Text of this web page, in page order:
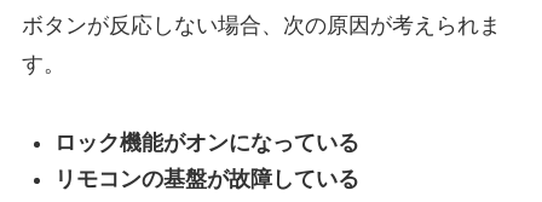
ボタンが反応しない場合、次の原因が考えられま
す。
ロック機能がオンになっている
リモコンの基盤が故障している